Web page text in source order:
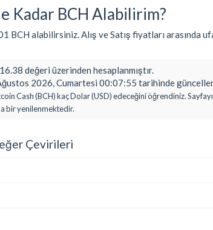
Kadar BCH Alabilirim?
BCH alabilirsiniz. Alış ve Satış fiyatları arasında
değeri üzerinden hesaplanmıştır.
2026, Cumartesi 00:07:55 tarihinde
Cash (BCH) kaç Dolar (USD) edeceğini öğrendiniz.
bir yenilenmektedir.
Çevirileri